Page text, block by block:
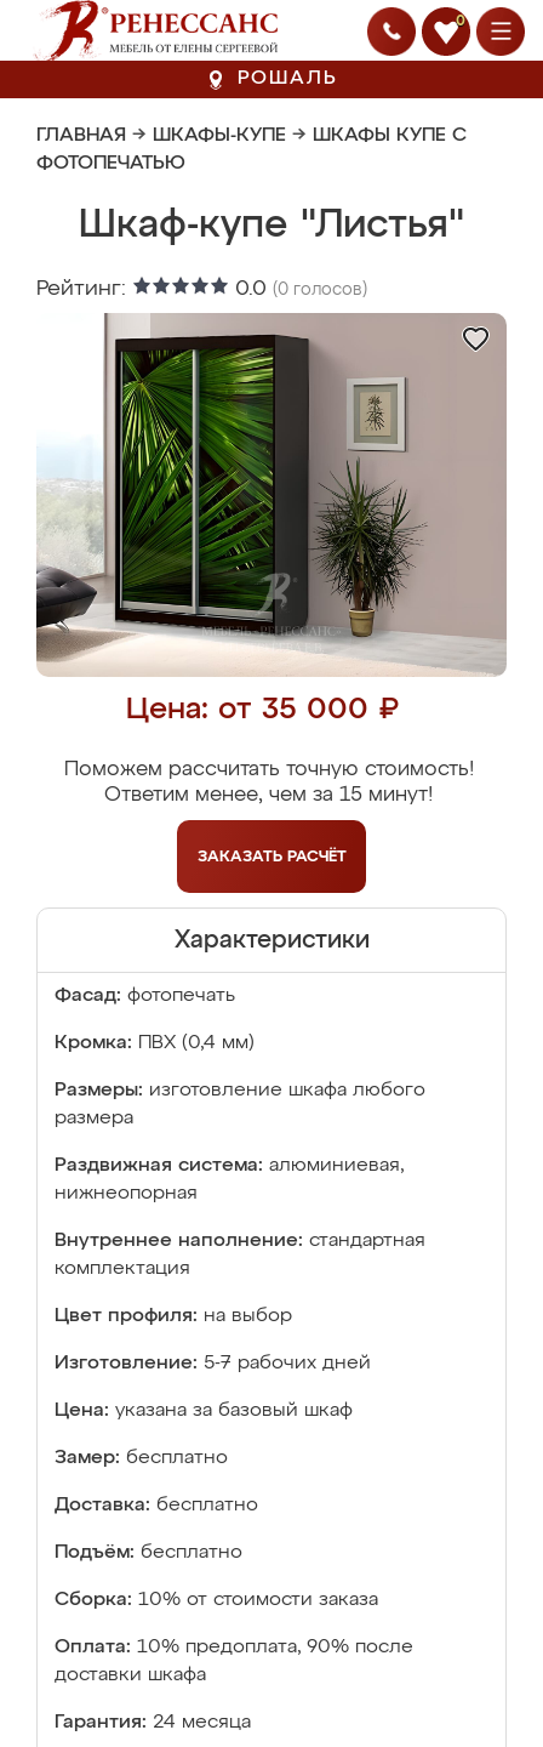
0
РОШАЛЬ
ГЛАВНАЯ → ШКАФЫ-КУПЕ → ШКАФЫ КУПЕ С
ФОТОПЕЧАТЬЮ
Шкаф-купе "Листья"
Рейтинг: 0.0 (0 голосов)
Цена: от 35 000 ₽
Поможем рассчитать точную стоимость!
Ответим менее, чем за 15 минут!
ЗАКАЗАТЬ РАСЧЁТ
Характеристики
Фасад: фотопечать
Кромка: ПВХ (0,4 мм)
Размеры: изготовление шкафа любого
размера
Раздвижная система: алюминиевая,
нижнеопорная
Внутреннее наполнение: стандартная
комплектация
Цвет профиля: на выбор
Изготовление: 5-7 рабочих дней
Цена: указана за базовый шкаф
Замер: бесплатно
Доставка: бесплатно
Подъём: бесплатно
Сборка: 10% от стоимости заказа
Оплата: 10% предоплата, 90% после
доставки шкафа
Гарантия: 24 месяца